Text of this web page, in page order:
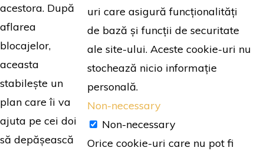
acestora. După
aflarea
blocajelor,
aceasta
stabilește un
plan care îi va
ajuta pe cei doi
să depășească
uri care asigură funcționalități
de bază și funcții de securitate
ale site-ului. Aceste cookie-uri nu
stochează nicio informație
personală.
Non-necessary
Non-necessary
Orice cookie-uri care nu pot fi